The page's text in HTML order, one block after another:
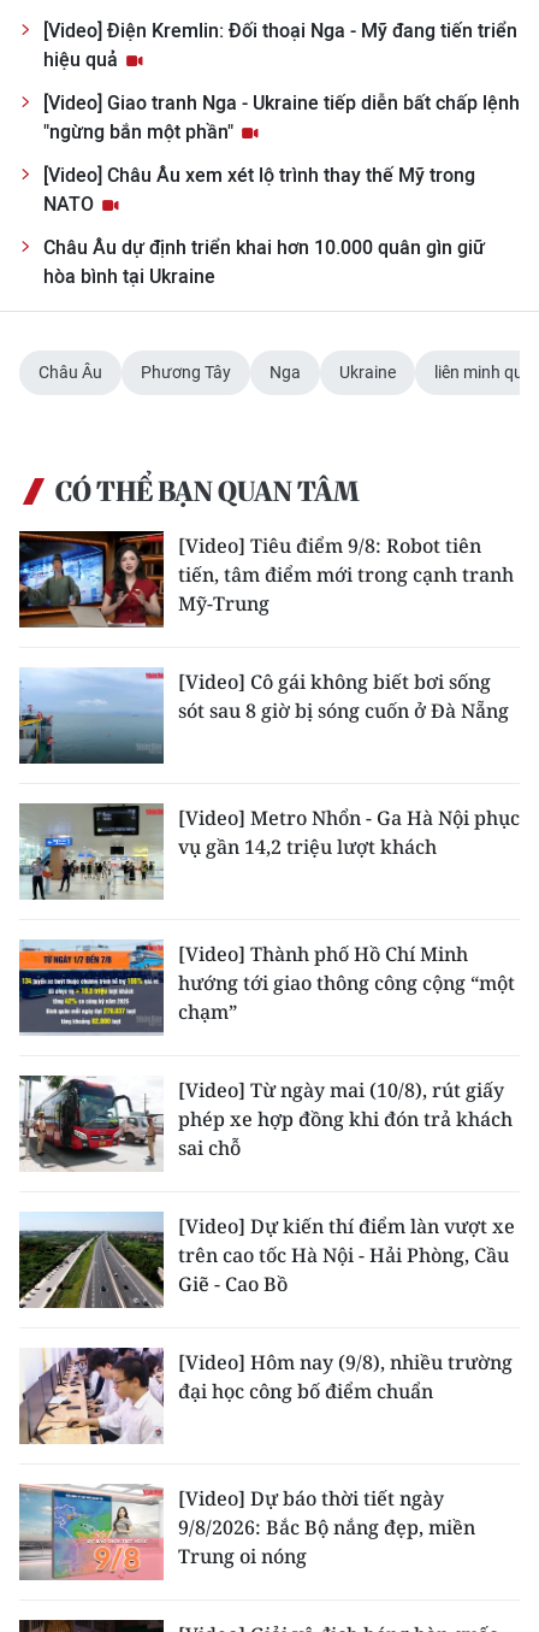
Media Pháp luật
Media Du lịch
Media Thế giới
Media Thể thao
Media Giáo dục
Media Y tế
Infographic
TIN MỚI
TIN ĐỊA PHƯƠNG
Trung du và miền núi phía Bắc
Đồng bằng sông Hồng
Duyên hải Nam Trung Bộ và Tây
Nguyên
Đồng bằng sông Cửu Long
Chuyên trang Hà Nội
Chuyên trang TP. Hồ Chí Minh
CHUYÊN ĐỀ
VỀ BÁO NHÂN DÂN
NHÂN DÂN CUỐI TUẦN
MUA BÁO
ĐỌC BÁO IN
[Video] Điện Kremlin: Đối thoại Nga - Mỹ đang tiến triển
hiệu quả
[Video] Giao tranh Nga - Ukraine tiếp diễn bất chấp lệnh
"ngừng bắn một phần"
[Video] Châu Âu xem xét lộ trình thay thế Mỹ trong
NATO
Châu Âu dự định triển khai hơn 10.000 quân gìn giữ
hòa bình tại Ukraine
Châu Âu Phương Tây Nga Ukraine liên minh
CÓ THỂ BẠN QUAN TÂM
[Video] Tiêu điểm 9/8: Robot tiên
tiến, tâm điểm mới trong cạnh tranh
Mỹ-Trung
[Video] Cô gái không biết bơi sống
sót sau 8 giờ bị sóng cuốn ở Đà Nẵng
[Video] Metro Nhổn - Ga Hà Nội phục
vụ gần 14,2 triệu lượt khách
[Video] Thành phố Hồ Chí Minh
hướng tới giao thông công cộng “một
chạm”
[Video] Từ ngày mai (10/8), rút giấy
phép xe hợp đồng khi đón trả khách
sai chỗ
[Video] Dự kiến thí điểm làn vượt xe
trên cao tốc Hà Nội - Hải Phòng, Cầu
Giẽ - Cao Bồ
[Video] Hôm nay (9/8), nhiều trường
đại học công bố điểm chuẩn
[Video] Dự báo thời tiết ngày
9/8/2026: Bắc Bộ nắng đẹp, miền
Trung oi nóng